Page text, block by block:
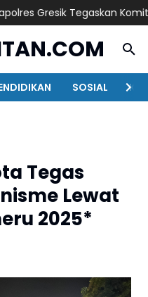
Gresik Tegaskan
SOSIAL
Tegas
Lewat
2025*